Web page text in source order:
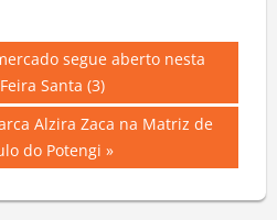
segue aberto nesta
Santa (3)
Alzira Zaca na Matriz de
do Potengi